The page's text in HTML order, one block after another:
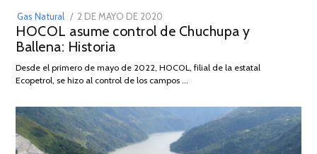
Gas Natural
POSTED
ON
2 DE MAYO DE 2020
DE
2026
HOCOL asume control de Chuchupa y
Ballena: Historia
Desde el primero de mayo de 2022, HOCOL, filial de la estatal
Ecopetrol, se hizo al control de los campos …